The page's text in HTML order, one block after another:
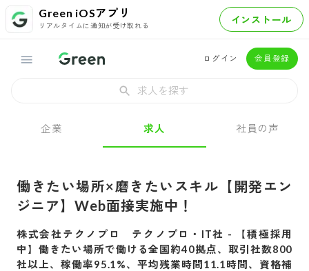
Green iOSアプリ
リアルタイムに通知が受け取れる インストール
ログイン 会員登録
求人を探す
企業 求人 社員の声
働きたい場所×磨きたいスキル【開発エン
ジニア】Web面接実施中！
株式会社テクノプロ テクノプロ・IT社 -
【積極採用
中】働きたい場所で働ける全国約40拠点、取引社数800
社以上、稼働率95.1%、平均残業時間11.1時間、資格補